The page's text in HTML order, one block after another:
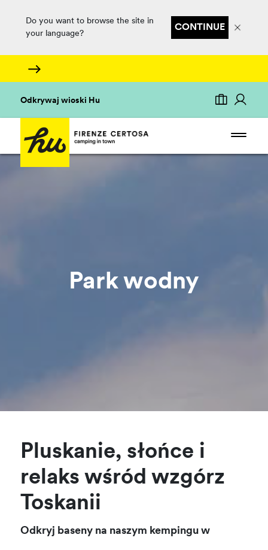
Do you want to browse the site in
your language?
CONTINUE
Odkrywaj wioski Hu
Park wodny
Pluskanie, słońce i
relaks wśród wzgórz
Toskanii
Odkryj baseny na naszym kempingu w